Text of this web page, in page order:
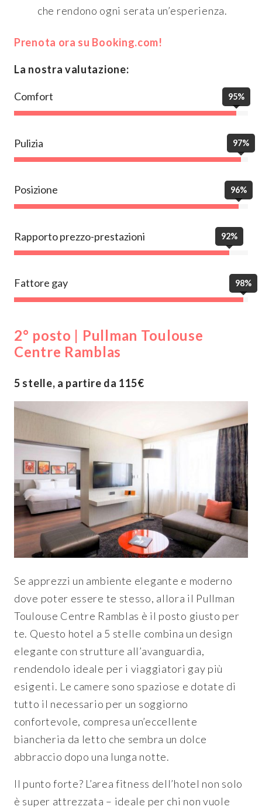
che rendono ogni serata un’esperienza.
Prenota ora su Booking.com!
La nostra valutazione:
Comfort 95%
Pulizia 97%
Posizione 96%
Rapporto prezzo-prestazioni 92%
Fattore gay 98%
2° posto | Pullman Toulouse
Centre Ramblas
5 stelle, a partire da 115€
Se apprezzi un ambiente elegante e moderno
dove poter essere te stesso, allora il Pullman
Toulouse Centre Ramblas è il posto giusto per
te. Questo hotel a 5 stelle combina un design
elegante con strutture all’avanguardia,
rendendolo ideale per i viaggiatori gay più
esigenti. Le camere sono spaziose e dotate di
tutto il necessario per un soggiorno
confortevole, compresa un’eccellente
biancheria da letto che sembra un dolce
abbraccio dopo una lunga notte.
Il punto forte? L’area fitness dell’hotel non solo
è super attrezzata – ideale per chi non vuole